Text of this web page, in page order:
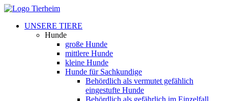
UNSERE TIERE
Hunde
große Hunde
mittlere Hunde
kleine Hunde
Hunde für Sachkundige
Behördlich als vermutet gefählich
eingestufte Hunde
Behördlich als gefährlich im Einzelfall